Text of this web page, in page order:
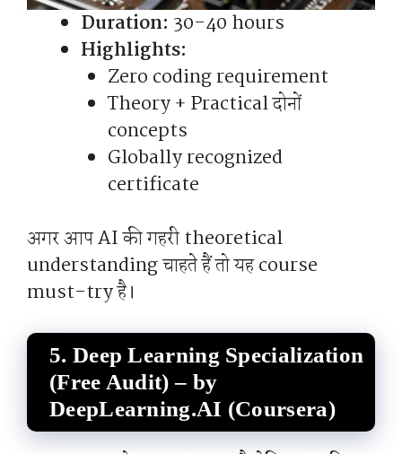
Duration: 30-40 hours
Highlights:
Zero coding requirement
Theory + Practical दोनों
concepts
Globally recognized
certificate
अगर आप AI की गहरी theoretical
understanding चाहते हैं तो यह course
must-try है।
5. Deep Learning Specialization
(Free Audit) – by
DeepLearning.AI (Coursera)